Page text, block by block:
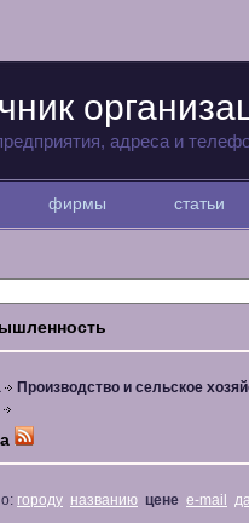
адреса и
фирмы статьи
Производство и сельское
городу названию цене e-mail